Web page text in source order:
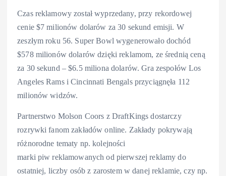
Czas reklamowy został wyprzedany, przy rekordowej
cenie $7 milionów dolarów za 30 sekund emisji. W
zeszłym roku 56. Super Bowl wygenerowało dochód
$578 milionów dolarów dzięki reklamom, ze średnią ceną
za 30 sekund – $6.5 miliona dolarów. Gra zespołów Los
Angeles Rams i Cincinnati Bengals przyciągnęła 112
milionów widzów.
Partnerstwo Molson Coors z DraftKings dostarczy
rozrywki fanom zakładów online. Zakłady pokrywają
różnorodne tematy np. kolejności
marki piw reklamowanych od pierwszej reklamy do
ostatniej, liczby osób z zarostem w danej reklamie, czy np.